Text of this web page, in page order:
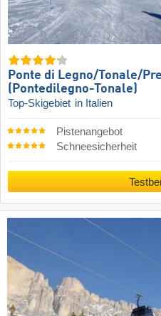
Ponte di Legno/​Tonale/​
(Pontedilegno-Tonale)
Top-Skigebiet in Italien
Pistenangebot
Schneesicherheit